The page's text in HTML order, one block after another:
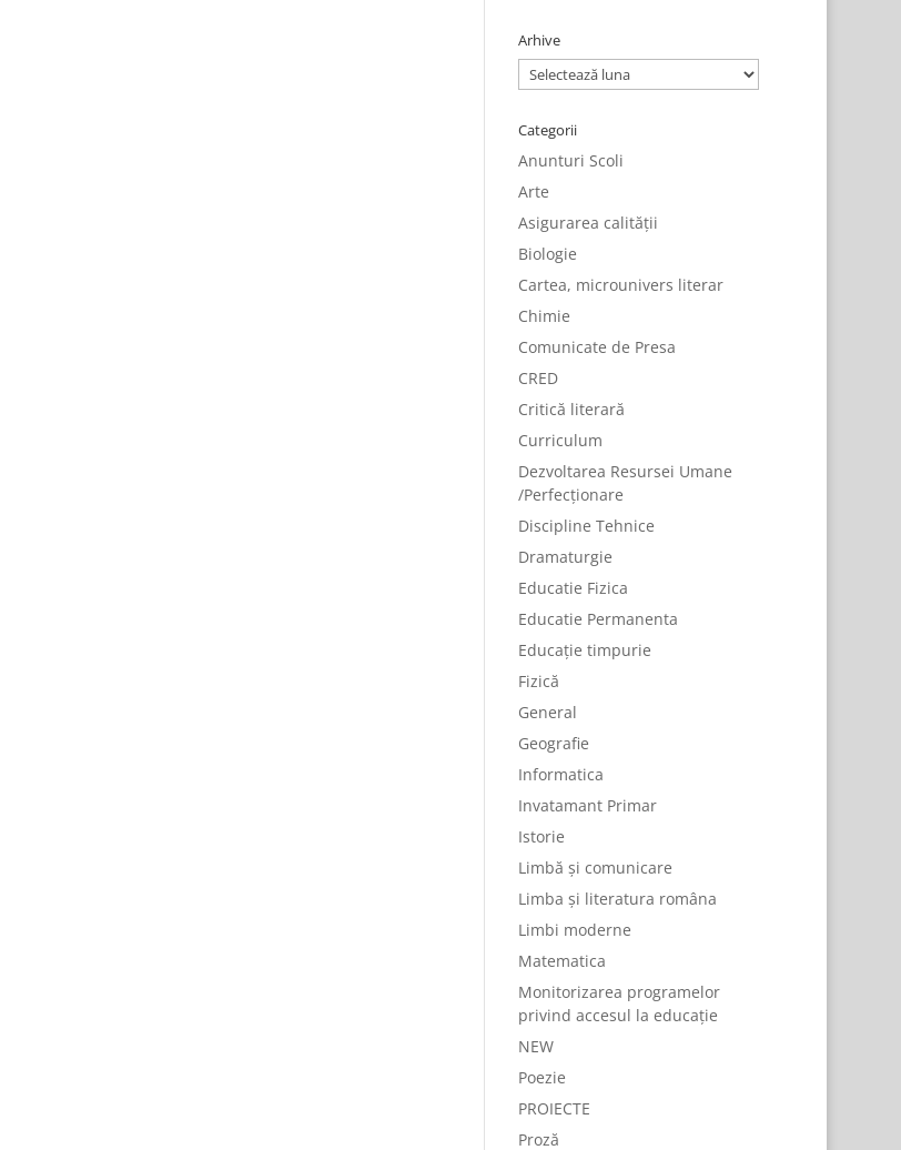
Arhive
Arhive
Categorii
Anunturi Scoli
Arte
Asigurarea calității
Biologie
Cartea, microunivers literar
Chimie
Comunicate de Presa
CRED
Critică literară
Curriculum
Dezvoltarea Resursei Umane
/Perfecționare
Discipline Tehnice
Dramaturgie
Educatie Fizica
Educatie Permanenta
Educație timpurie
Fizică
General
Geografie
Informatica
Invatamant Primar
Istorie
Limbă și comunicare
Limba și literatura româna
Limbi moderne
Matematica
Monitorizarea programelor
privind accesul la educație
NEW
Poezie
PROIECTE
Proză